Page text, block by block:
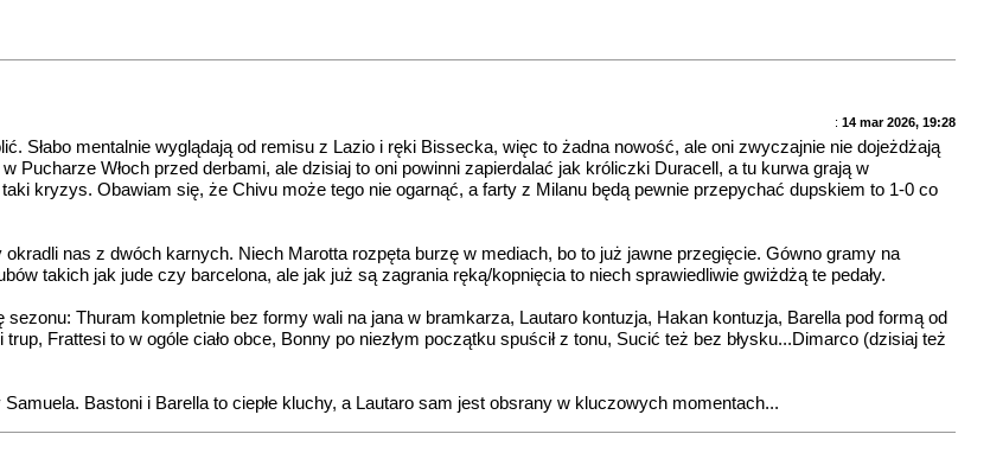
: 14 mar 2026, 19:28
Słabo mentalnie wyglądają od remisu z Lazio i ręki Bissecka, więc to żadna nowość, ale oni zwyczajnie nie dojeżdżają
Włoch przed derbami, ale dzisiaj to oni powinni zapierdalać jak króliczki Duracell, a tu kurwa grają w
kryzys. Obawiam się, że Chivu może tego nie ogarnąć, a farty z Milanu będą pewnie przepychać dupskiem to 1-0 co
nas z dwóch karnych. Niech Marotta rozpęta burzę w mediach, bo to już jawne przegięcie. Gówno gramy na
takich jak jude czy barcelona, ale jak już są zagrania ręką/kopnięcia to niech sprawiedliwie gwiżdżą te pedały.
Thuram kompletnie bez formy wali na jana w bramkarza, Lautaro kontuzja, Hakan kontuzja, Barella pod formą od
Frattesi to w ogóle ciało obce, Bonny po niezłym początku spuścił z tonu, Sucić też bez błysku...Dimarco (dzisiaj też
Bastoni i Barella to ciepłe kluchy, a Lautaro sam jest obsrany w kluczowych momentach...